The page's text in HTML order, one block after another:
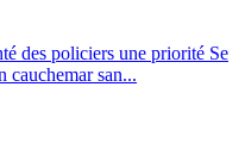
des policiers une priorité Se
cauchemar san...